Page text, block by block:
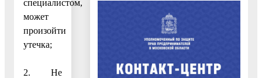
специалистом,
может
произойти
утечка;
2. Не